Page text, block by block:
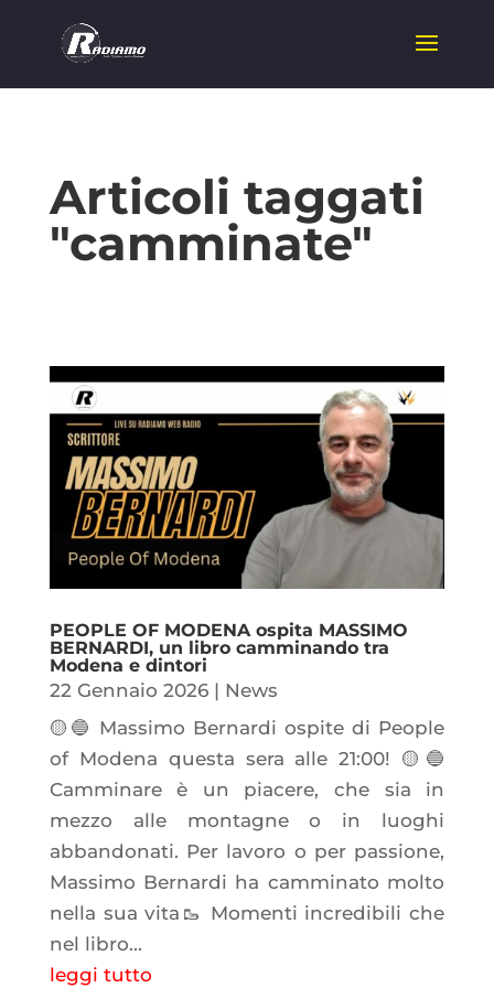
Articoli taggati
"camminate"
PEOPLE OF MODENA ospita MASSIMO
BERNARDI, un libro camminando tra
Modena e dintori
22 Gennaio 2026| News
🟡🔵 Massimo Bernardi ospite di People
of Modena questa sera alle 21:00! 🟡🔵
Camminare è un piacere, che sia in
mezzo alle montagne o in luoghi
abbandonati. Per lavoro o per passione,
Massimo Bernardi ha camminato molto
nella sua vita🥾 Momenti incredibili che
nel libro...
leggi tutto